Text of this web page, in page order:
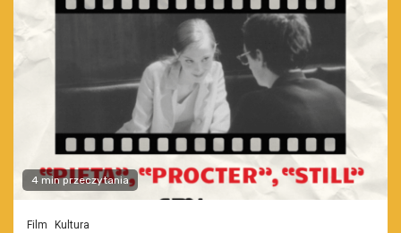
4 min przeczytania
Film Kultura